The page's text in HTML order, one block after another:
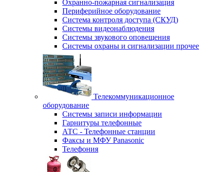
Охранно-пожарная сигнализация
Периферийное оборудование
Система контроля доступа (СКУД)
Системы видеонаблюдения
Системы звукового оповещения
Системы охраны и сигнализации прочее
Телекоммуникационное
оборудование
Системы записи информации
Гарнитуры телефонные
АТС - Телефонные станции
Факсы и МФУ Panasonic
Телефония